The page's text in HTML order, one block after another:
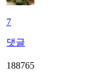
7
댓글
188765